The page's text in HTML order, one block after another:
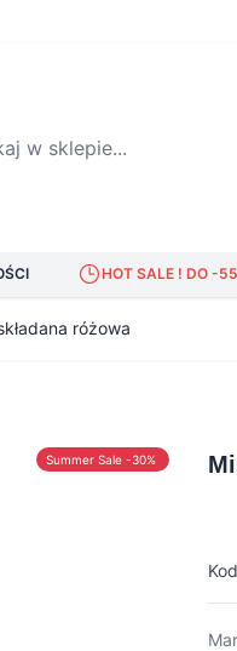
w sklepie...
HOT SALE ! DO -
różowa
Summer Sale -30%